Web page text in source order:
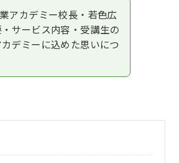
アカデミー校長・若色広
サービス内容・受講生の
デミーに込めた思いにつ